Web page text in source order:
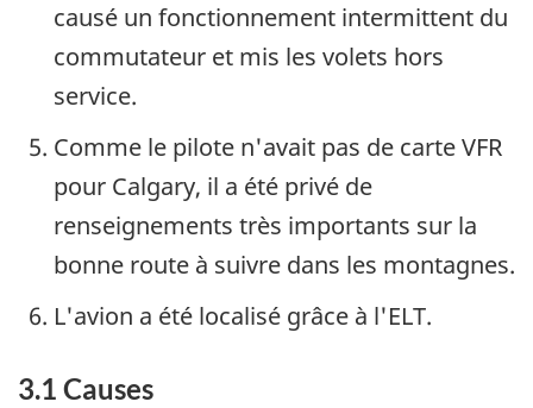
causé un fonctionnement intermittent du
commutateur et mis les volets hors
service.
Comme le pilote n'avait pas de carte VFR
pour Calgary, il a été privé de
renseignements très importants sur la
bonne route à suivre dans les montagnes.
L'avion a été localisé grâce à l'ELT.
3.1 Causes